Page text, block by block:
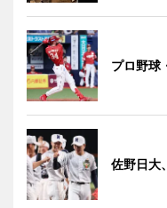
プロ野球
佐野日大